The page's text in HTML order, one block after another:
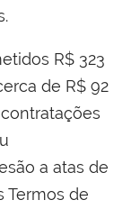
R$ 323
de R$ 92
a atas de
Termos de